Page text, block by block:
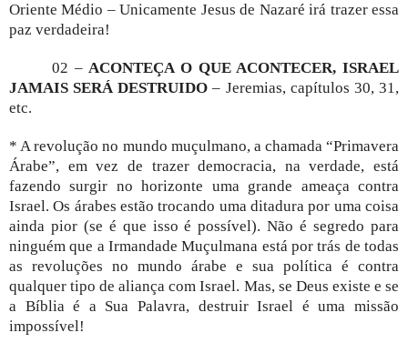
Oriente Médio – Unicamente Jesus de Nazaré irá trazer essa
paz verdadeira!
02 –ACONTEÇA O QUE ACONTECER, ISRAEL
JAMAIS SERÁ DESTRUIDO – Jeremias, capítulos 30, 31,
etc.
* A revolução no mundo muçulmano, a chamada “Primavera
Árabe”, em vez de trazer democracia, na verdade, está
fazendo surgir no horizonte uma grande ameaça contra
Israel. Os árabes estão trocando uma ditadura por uma coisa
ainda pior (se é que isso é possível). Não é segredo para
ninguém que a Irmandade Muçulmana está por trás de todas
as revoluções no mundo árabe e sua política é contra
qualquer tipo de aliança com Israel. Mas, se Deus existe e se
a Bíblia é a Sua Palavra, destruir Israel é uma missão
impossível!